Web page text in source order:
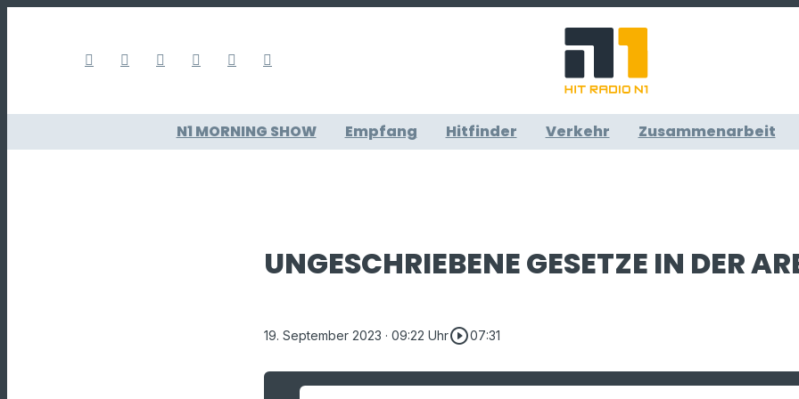
N1 MORNING SHOW Empfang Hitfinder Verkehr Zusammenarbeit
UNGESCHRIEBENE GESETZE IN DER
19. September 2023 · 09:22 Uhrplay_circle_outline07:31